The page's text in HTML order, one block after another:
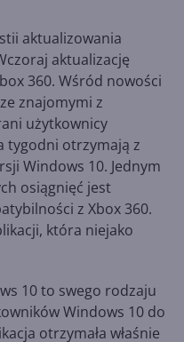
aktualizowania
aktualizację
360. Wśród nowości
znajomymi z
użytkownicy
tygodni otrzymają z
Windows 10. Jednym
osiągnięć jest
z Xbox 360.
która niejako
10 to swego rodzaju
Windows 10 do
otrzymała właśnie